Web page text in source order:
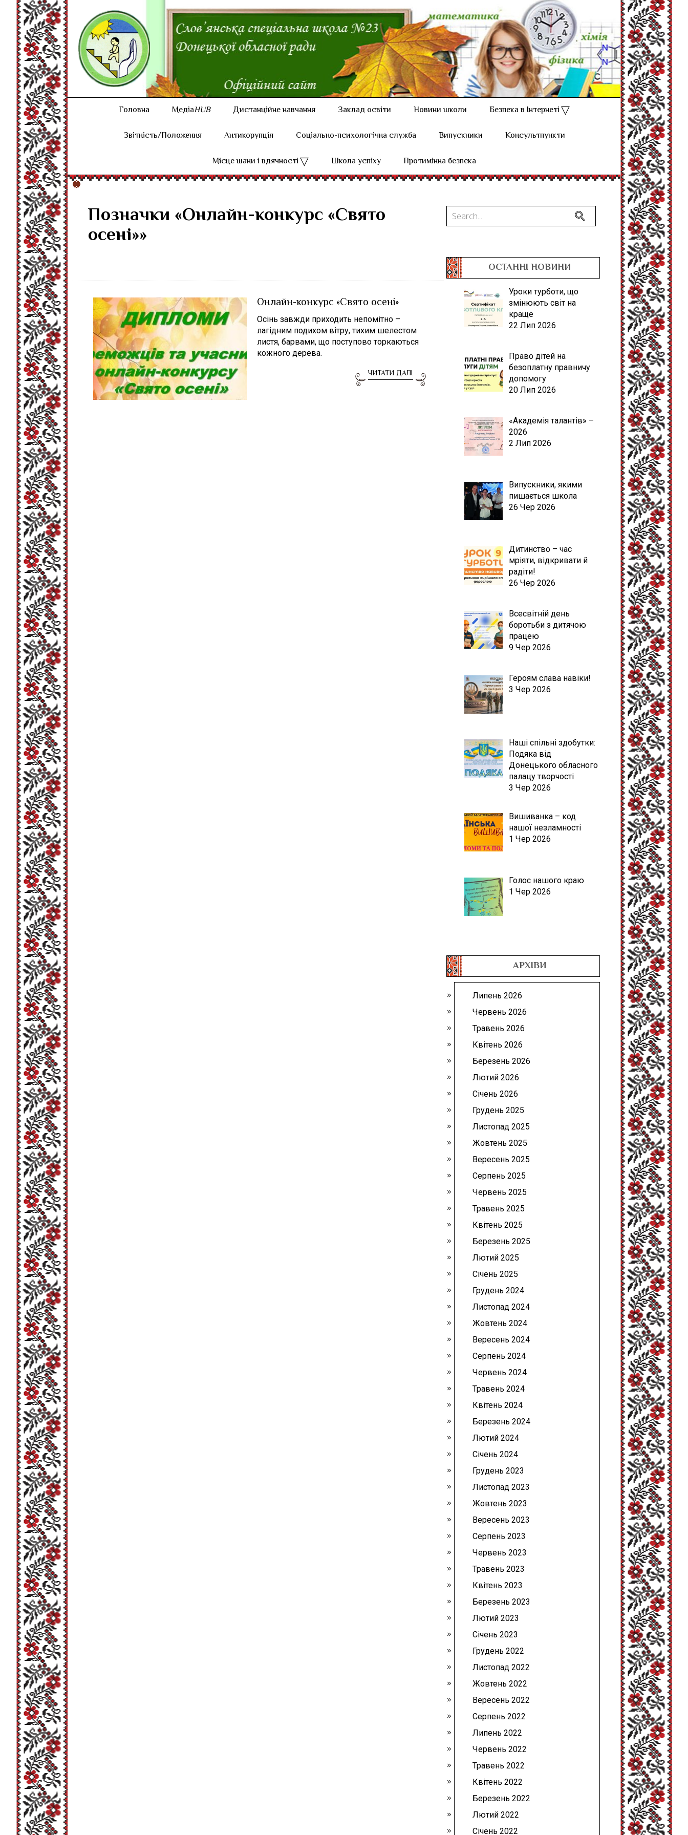
Головна МедіаHUB Дистанційне навчання Заклад освіти Новини школи
Безпека в Інтернеті
Звітність/Положення
Антикорупція Соціально-психологічна служба Випускники
Консультпункти
Місце шани і вдячності
Школа успіху Протимінна безпека
Позначки «Онлайн-конкурс «Свято
осені»»
Онлайн-конкурс «Свято осені»
Осінь завжди приходить непомітно –
лагідним подихом вітру, тихим шелестом
листя, барвами, що поступово торкаються
кожного дерева.
ЧИТАТИ ДАЛІ
ОСТАННІ НОВИНИ
Уроки турботи, що
змінюють світ на
краще
22 Лип 2026
Право дітей на
безоплатну правничу
допомогу
20 Лип 2026
«Академія талантів» –
2026
2 Лип 2026
Випускники, якими
пишається школа
26 Чер 2026
Дитинство – час
мріяти, відкривати й
радіти!
26 Чер 2026
Всесвітній день
боротьби з дитячою
працею
9 Чер 2026
Героям слава навіки!
3 Чер 2026
Наші спільні здобутки:
Подяка від
Донецького обласного
палацу творчості
3 Чер 2026
Вишиванка – код
нашої незламності
1 Чер 2026
Голос нашого краю
1 Чер 2026
АРХІВИ
Липень 2026
Червень 2026
Травень 2026
Квітень 2026
Березень 2026
Лютий 2026
Січень 2026
Грудень 2025
Листопад 2025
Жовтень 2025
Вересень 2025
Серпень 2025
Червень 2025
Травень 2025
Квітень 2025
Березень 2025
Лютий 2025
Січень 2025
Грудень 2024
Листопад 2024
Жовтень 2024
Вересень 2024
Серпень 2024
Червень 2024
Травень 2024
Квітень 2024
Березень 2024
Лютий 2024
Січень 2024
Грудень 2023
Листопад 2023
Жовтень 2023
Вересень 2023
Серпень 2023
Червень 2023
Травень 2023
Квітень 2023
Березень 2023
Лютий 2023
Січень 2023
Грудень 2022
Листопад 2022
Жовтень 2022
Вересень 2022
Серпень 2022
Липень 2022
Червень 2022
Травень 2022
Квітень 2022
Березень 2022
Лютий 2022
Січень 2022